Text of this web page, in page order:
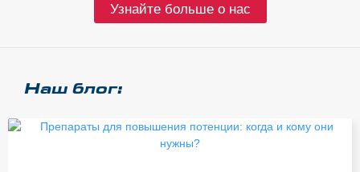
Узнайте больше о нас
Наш блог: